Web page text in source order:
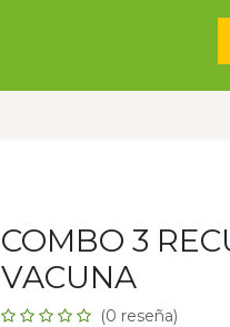
COMBO 3
VACUNA
(0 reseña)